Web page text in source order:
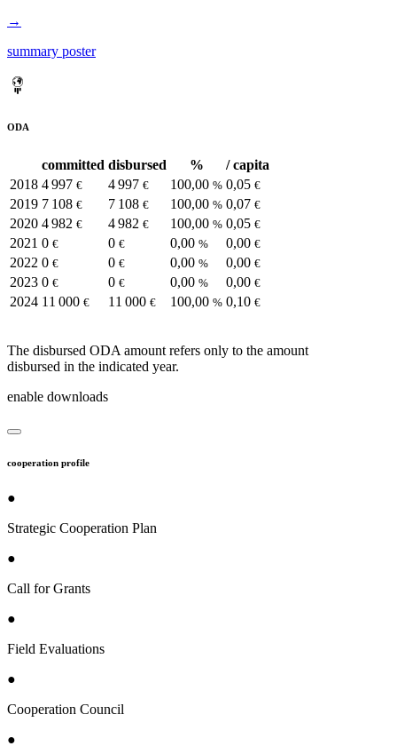
→
summary poster
ODA
committed disbursed %
/ capita
2018 4 997 € 4 997 € 100,00 % 0,05 €
2019 7 108 € 7 108 € 100,00 % 0,07 €
2020 4 982 € 4 982 € 100,00 % 0,05 €
2021 0 € 0 € 0,00 % 0,00 €
2022 0 € 0 € 0,00 % 0,00 €
2023 0 € 0 € 0,00 % 0,00 €
2024 11 000 € 11 000 € 100,00 % 0,10 €
The disbursed ODA amount refers only to the amount
disbursed in the indicated year.
enable downloads
cooperation profile
●
Strategic Cooperation Plan
●
Call for Grants
●
Field Evaluations
●
Cooperation Council
●